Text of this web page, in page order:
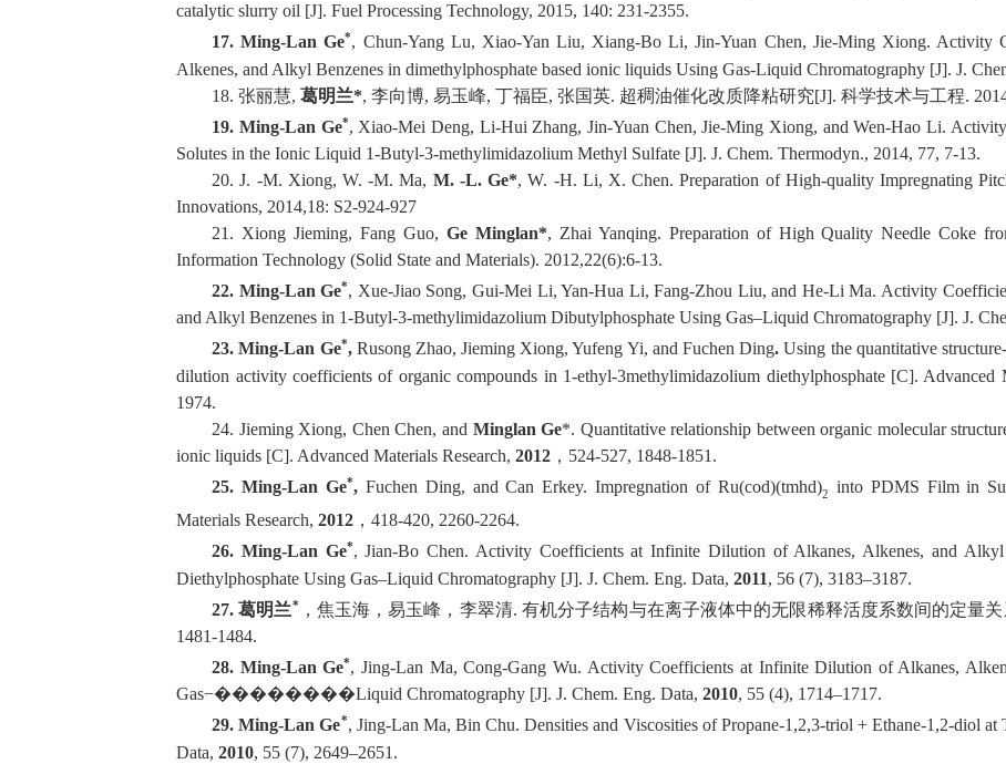
catalytic slurry oil [J].Fuel Processing Technology, 2015, 140: 231-2355.
17.Ming-Lan Ge*, Chun-Yang Lu, Xiao-Yan Liu, Xiang-Bo Li, Jin-Yuan Chen, Jie-Ming Xiong. Activity
Alkenes, and Alkyl Benzenes in dimethylphosphate based ionic liquids Using Gas-Liquid Chromatography [J].J.
18.张丽慧,葛明兰*,李向博,易玉峰,丁福臣,张国英. 超稠油催化改质降粘研究[J].科学技术与工程.
19. Ming-Lan Ge*, Xiao-Mei Deng, Li-Hui Zhang, Jin-Yuan Chen, Jie-Ming Xiong, and Wen-Hao Li.
Solutes in the Ionic Liquid 1-Butyl-3-methylimidazolium Methyl Sulfate [J].J. Chem. Thermodyn., 2014, 77, 7-13.
20.J. -M. Xiong, W. -M. Ma, M. -L. Ge*, W. -H. Li, X. Chen. Preparation of High-quality Impregnating
Innovations, 2014,18: S2-924-927
21 . Xiong Jieming, Fang Guo, Ge Minglan*, Zhai Yanqing. Preparation of High Quality Needle Coke
Information Technology (Solid State and Materials). 2012,22(6):6-13.
22. Ming-Lan Ge*, Xue-Jiao Song, Gui-Mei Li, Yan-Hua Li, Fang-Zhou Liu, and He-Li Ma. Activity
and Alkyl Benzenes in 1-Butyl-3-methylimidazolium Dibutylphosphate Using Gas–Liquid Chromatography [J].J.
23.Ming-Lan Ge*, Rusong Zhao, Jieming Xiong, Yufeng Yi, and Fuchen Ding.Using the quantitative
dilution activity coefficients of organic compounds in 1-ethyl-3methylimidazolium diethylphosphate[C]. Advanced
1974.
24. Jieming Xiong, Chen Chen, and Minglan Ge*. Quantitative relationship between organic molecular
ionic liquids [C]. Advanced Materials Research,2012 ， 524-527, 1848-1851.
25.Ming-Lan Ge*,Fuchen Ding, and Can Erkey. Impregnation of Ru(cod)(tmhd)2 into PDMS Film in
Materials Research,2012 ，418-420, 2260-2264.
26. Ming-Lan Ge*, Jian-Bo Chen. Activity Coefficients at Infinite Dilution of Alkanes, Alkenes, and
Diethylphosphate Using Gas–Liquid Chromatography [J].J. Chem. Eng. Data,2011, 56 (7), 3183–3187.
27. 葛明兰* ，焦玉海，易玉峰，李翠清. 有机分子结构与在离子液体中的无限稀释活度系数间的定量关
1481-1484.
28. Ming-Lan Ge*, Jing-Lan Ma, Cong-Gang Wu. Activity Coefficients at Infinite Dilution of Alkanes,
Gas−��������Liquid Chromatography [J].J. Chem. Eng. Data,2010, 55 (4), 1714–1717.
29.Ming-Lan Ge*, Jing-Lan Ma, Bin Chu. Densities and Viscosities of Propane-1,2,3-triol + Ethane-1,2-diol
Data,2010, 55 (7), 2649–2651.